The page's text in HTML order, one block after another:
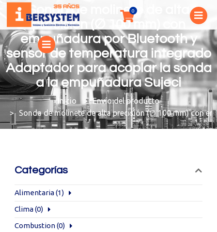
Sonda de molinete de alta
precisión (∅ 100 mm) con
empuñadura por Bluetooth y
sensor de temperatura integrado
Adaptador para acoplar la sonda
a la empuñadura Sujeci
You are here:
Envío del producto
Sonda de molinete de alta precisión (∅ 100 mm) con
Categorías
Alimentaria(1)
Clima(0)
Combustion(0)